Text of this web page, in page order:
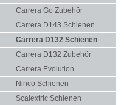
Carrera Go Zubehör
Carrera D143 Schienen
Carrera D132 Schienen
Carrera D132 Zubehör
Carrera Evolution
Ninco Schienen
Scalextric Schienen